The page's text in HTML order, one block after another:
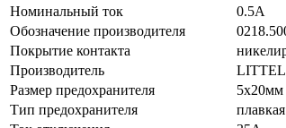
Номинальный ток
0.5А
Обозначение производителя
Покрытие контакта
Производитель
Размер предохранителя
5x20мм
Тип предохранителя